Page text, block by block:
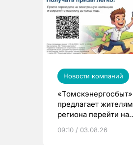
Новости компаний
«Томскэнергосбыт»
предлагает жителям
региона перейти на
выиграть призы
09:10 / 03.08.26